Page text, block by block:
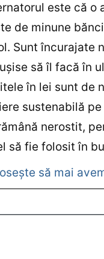
este că o
de minune
Sunt încurajate
să îl facă în
în lei sunt de
sustenabilă
nerostit,
să fie folosit în
să mai